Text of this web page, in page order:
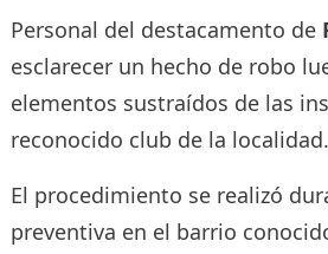
Personal del destacamento de
esclarecer un hecho de robo
elementos sustraídos de las
reconocido club de la localidad.
El procedimiento se realizó
preventiva en el barrio